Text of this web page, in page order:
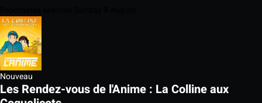
Nouveau
Les Rendez-vous de l'Anime : La Colline aux